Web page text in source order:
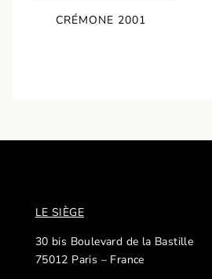
CRÉMONE 2001
LE SIÈGE
30 bis Boulevard de la Bastille
75012 Paris – France